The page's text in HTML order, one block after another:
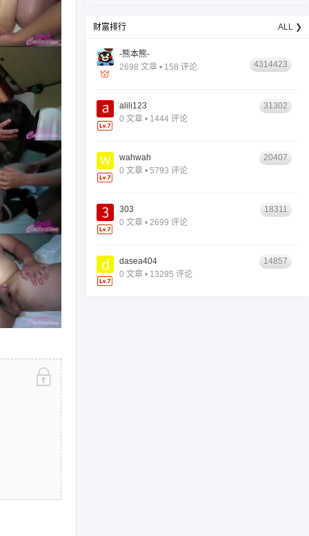
财富排行 ALL ❯
-熊本熊-
2698 文章 • 158 评论
4314423
alili123
0 文章 • 1444 评论
31302
wahwah
0 文章 • 5793 评论
20407
303
0 文章 • 2699 评论
18311
dasea404
0 文章 • 13295 评论
14857